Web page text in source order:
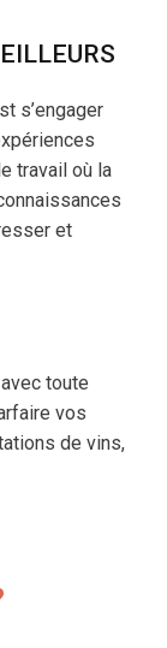
s’engager
travail où la
et
toute
vos
de vins,